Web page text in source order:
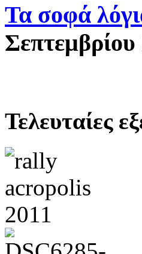
Τα σοφά
Σεπτεμβρίου
Τελευταίες